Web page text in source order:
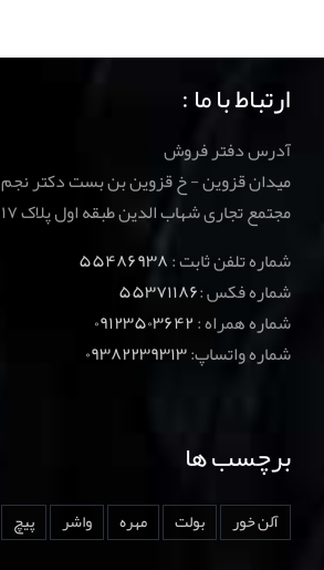
ارتباط با ما :
آدرس دفتر فروش
میدان قزوین - خ قزوین بن بست دکتر نجم
مجتمع تجاری شهاب الدین طبقه اول پلاک ۱۱۷
شماره تلفن ثابت :۵۵۴۸۶۹۳۸
شماره فکس :۵۵۳۷۱۱۸۶
شماره همراه :۰۹۱۲۳۵۰۳۶۴۲
شماره واتساپ:۰۹۳۸۲۲۳۹۳۱۳
برچسب ها
آلن خور بولت مهره واشر پیچ